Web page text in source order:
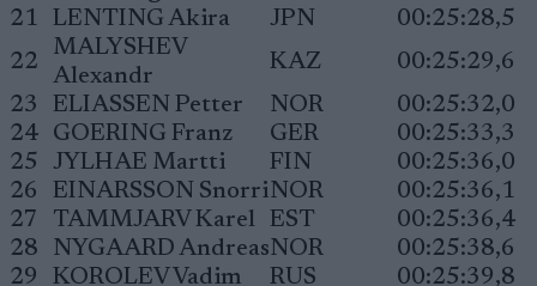
21
LENTING Akira JPN
00:25:28,5
22
MALYSHEV
Alexandr
KAZ
00:25:29,6
23
ELIASSEN Petter NOR
00:25:32,0
24
GOERING Franz GER
00:25:33,3
25
JYLHAE Martti FIN
00:25:36,0
26
EINARSSON SnorriNOR
00:25:36,1
27
TAMMJARV Karel EST
00:25:36,4
28
NYGAARD AndreasNOR
00:25:38,6
29
KOROLEV Vadim RUS
00:25:39,8